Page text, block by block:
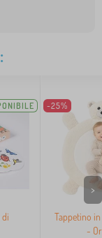
di
-25%
Tappetino
-
>